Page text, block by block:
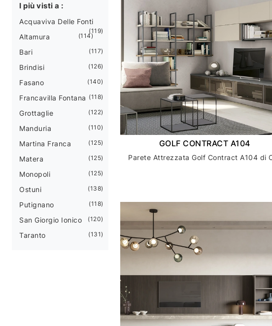
I più visti a :
Acquaviva Delle Fonti
119
Altamura 114
Bari 117
Brindisi 126
Fasano 140
Francavilla Fontana 118
Grottaglie 122
Manduria 110
Martina Franca 125
Matera 125
Monopoli 125
Ostuni 138
Putignano 118
San Giorgio Ionico 120
Taranto 131
GOLF CONTRACT A104